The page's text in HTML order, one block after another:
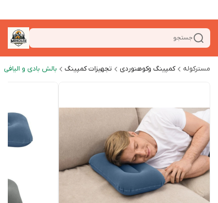
جستجو
مسترکوله کمپینگ وکوهنوردی تجهیزات کمپینگ بالش بادی و الیافی